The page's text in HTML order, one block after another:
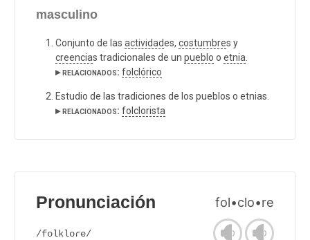
masculino
Conjunto de las actividades, costumbres y
creencias tradicionales de un pueblo o etnia
▸ relacionados: folclórico
Estudio de las tradiciones de los pueblos o etnias.
▸ relacionados: folclorista
Pronunciación fol•clo•re
/folkloɾe/